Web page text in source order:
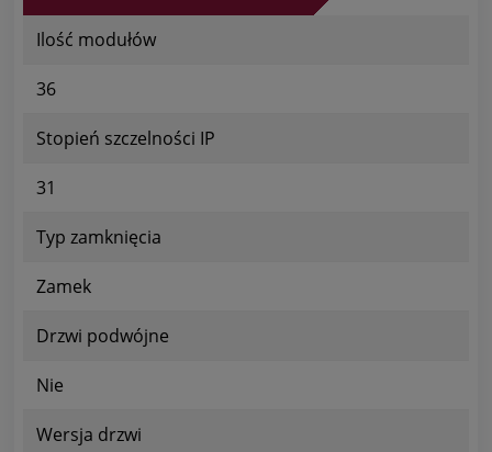
Ilość modułów
36
Stopień szczelności IP
31
Typ zamknięcia
Zamek
Drzwi podwójne
Nie
Wersja drzwi